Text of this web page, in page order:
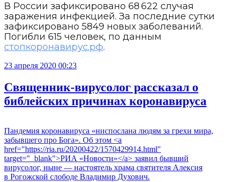
В России зафиксировано 68 622 случая
заражения инфекцией. За последние сутки
зафиксировано 5849 новых заболеваний.
Погибли 615 человек, по данным
стопкоронавирус.рф.
23 апреля 2020 00:23
Священник-вирусолог рассказал о
библейских причинах коронавируса
Пандемия коронавируса «ниспослана людям за грехи мира,
забывшего про Бога». Об этом <a
href="https://ria.ru/20200422/1570429914.html"
target="_blank">РИА «Новости»</a> заявил бывший
вирусолог, ныне — настоятель храма святителя Алексия
в Рогожской слободе Владимир Духович.